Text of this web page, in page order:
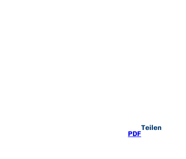
PDF
Teilen